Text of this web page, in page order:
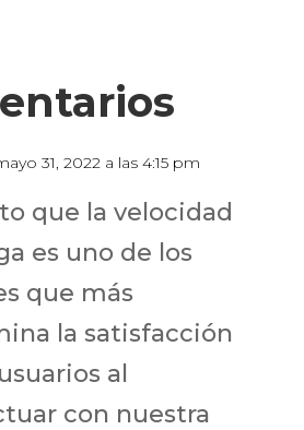
31, 2022 a las 4:15 pm
que la velocidad
es uno de los
que más
la satisfacción
al
con nuestra